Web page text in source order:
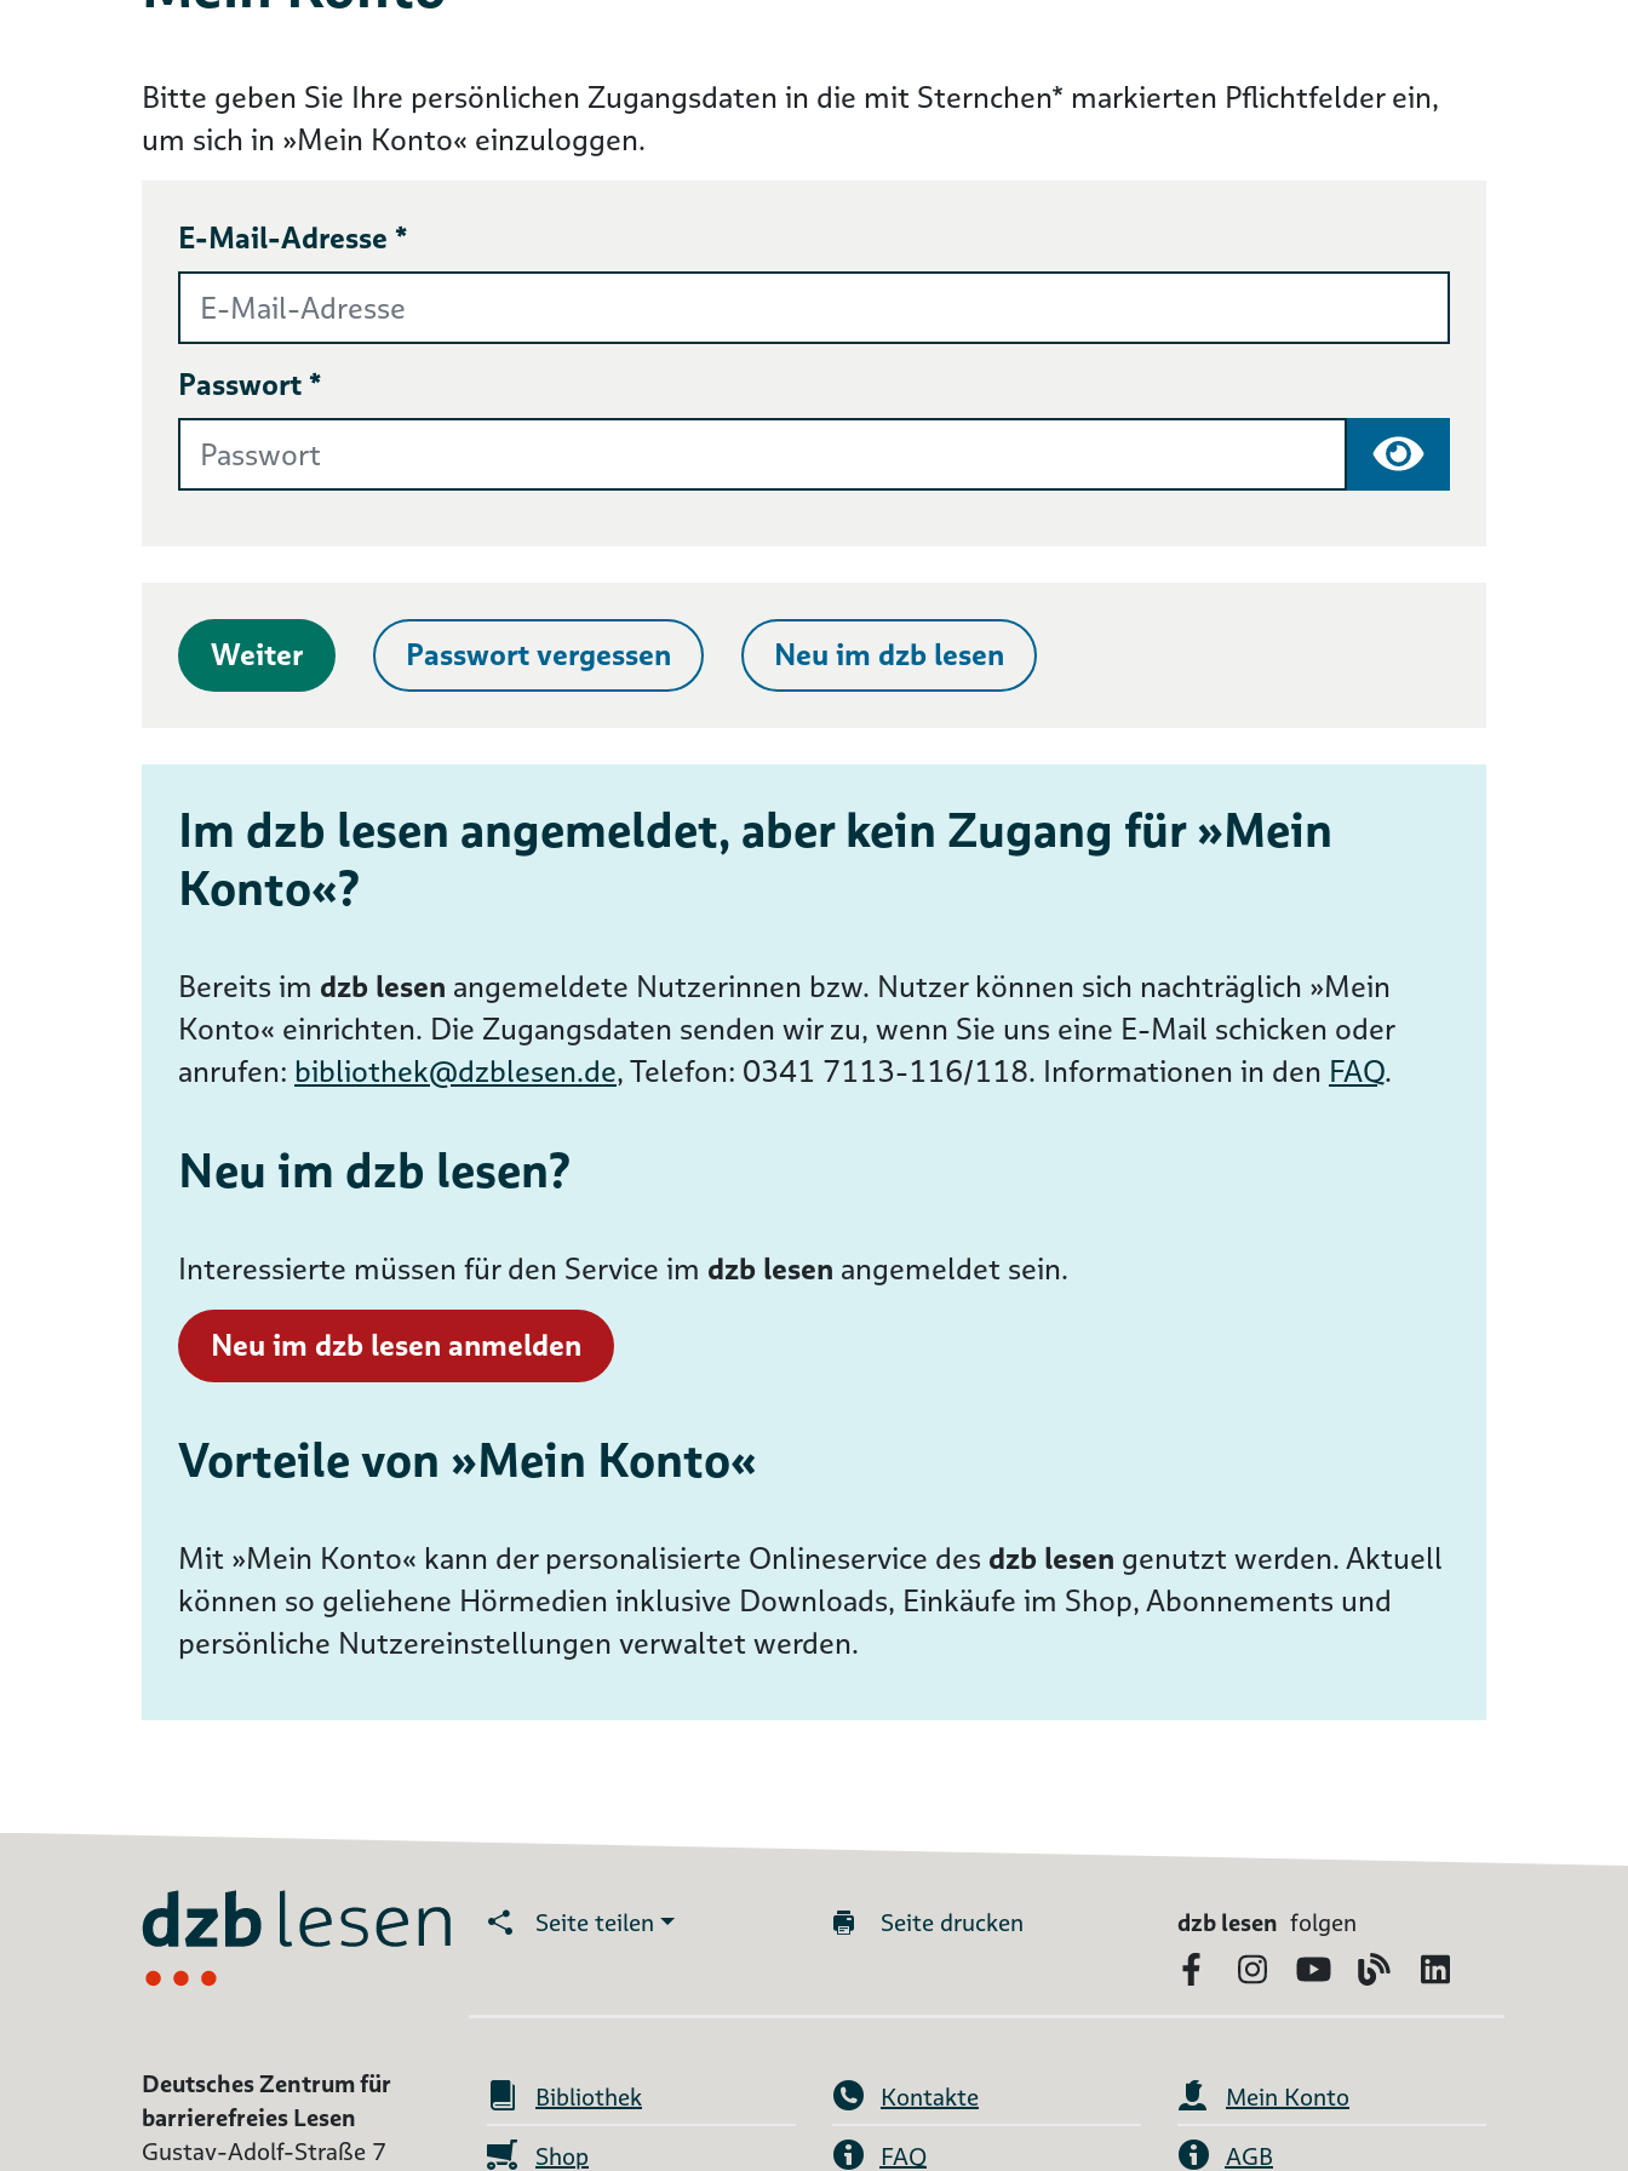
Bitte geben Sie Ihre persönlichen Zugangsdaten in die mit Sternchen* markierten Pflichtfelder ein,
um sich in »Mein Konto« einzuloggen.
E-Mail-Adresse *
Passwort *
Passwort
Weiter Passwort vergessen Neu im dzb lesen
Im dzb lesen angemeldet, aber kein Zugang für »Mein
Konto«?
Bereits im dzb lesen angemeldete Nutzerinnen bzw. Nutzer können sich nachträglich »Mein
Konto« einrichten. Die Zugangsdaten senden wir zu, wenn Sie uns eine E-Mail schicken oder
anrufen: bibliothek@dzblesen.de, Telefon: 0341 7113-116/118. Informationen in den FAQ.
Neu im dzb lesen?
Interessierte müssen für den Service im dzb lesen angemeldet sein.
Neu im dzb lesen anmelden
Vorteile von »Mein Konto«
Mit »Mein Konto« kann der personalisierte Onlineservice des dzb lesen genutzt werden. Aktuell
können so geliehene Hörmedien inklusive Downloads, Einkäufe im Shop, Abonnements und
persönliche Nutzereinstellungen verwaltet werden.
Seite teilen Seite drucken dzb lesen folgen
FacebookInstagram
YouTubeBlog
Deutsches Zentrum für
barrierefreies Lesen
Gustav-Adolf-Straße 7
Bibliothek Kontakte
Mein Konto
Shop
FAQ AGB